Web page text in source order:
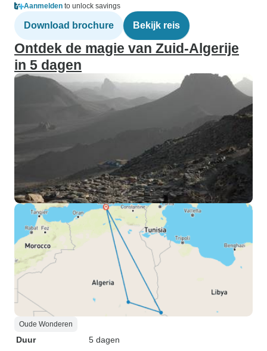
Aanmelden to unlock savings
Download brochure Bekijk reis
Ontdek de magie van Zuid-Algerije
in 5 dagen
Oude Wonderen
Duur
5 dagen